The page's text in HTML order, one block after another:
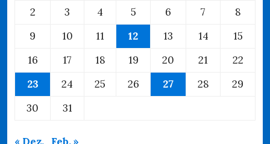
2 3 4 5 6 7
8
9
10 11 12 13 14
15
16
17 18 19 20 21
22
23
24 25 26 27 28
29
30
31